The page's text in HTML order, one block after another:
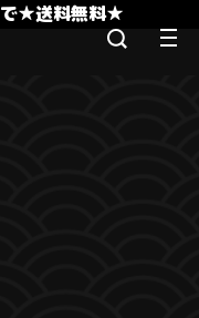
で★送料無料★